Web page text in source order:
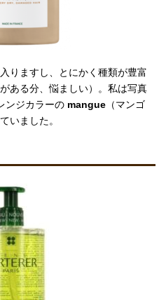
りますし、とにかく種類が豊富
ある分、悩ましい）。私は写真
ンジカラーの mangue （マンゴ
いました。